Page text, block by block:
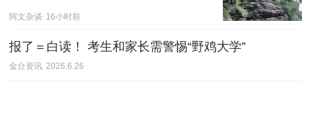
阿文杂谈 16小时前
报了＝白读！ 考生和家长需警惕“野鸡大学”
金台资讯 2026.6.26